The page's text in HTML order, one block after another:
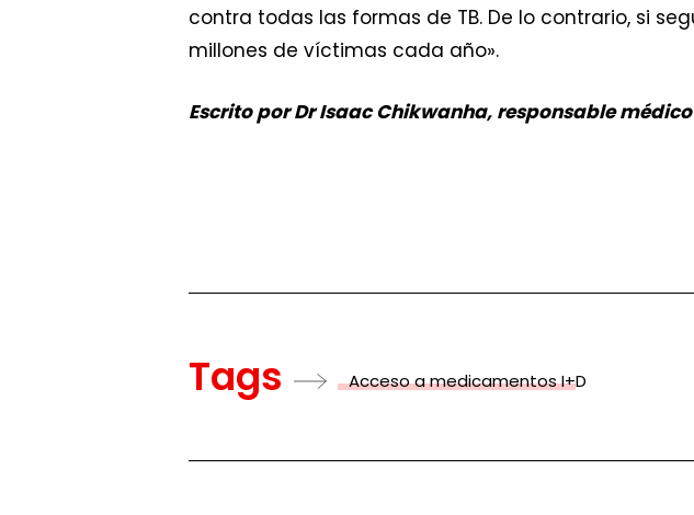
contra todas las formas de TB. De lo contrario, si
millones de víctimas cada año».
Escrito por Dr Isaac Chikwanha, responsable
Tags Acceso a medicamentos I+D